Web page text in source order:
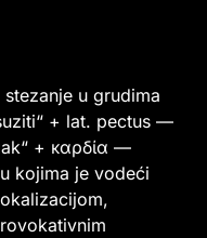
u grudima
+ lat. pectus —
+ καρδία —
kojima je vodeći